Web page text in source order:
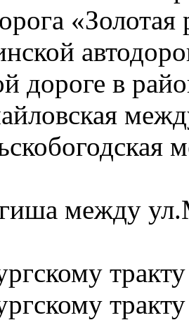
дороге в
между